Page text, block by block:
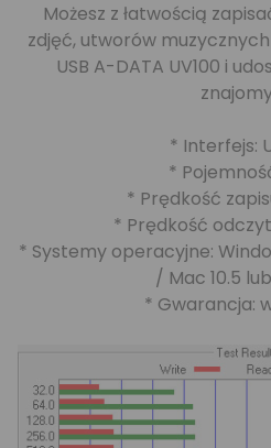
Możesz z łatwością
zdjęć, utworów
USB A-DATA UV100 i
* Interfejs:
*
* Prędkość
* Prędkość
* Systemy operacyjne:
/ Mac 10.5
* Gwarancja: